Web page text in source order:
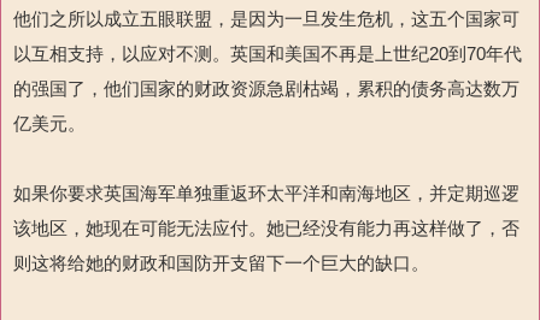
他们之所以成立五眼联盟，是因为一旦发生危机，这五个国家可
以互相支持，以应对不测。英国和美国不再是上世纪20到70年代
的强国了，他们国家的财政资源急剧枯竭，累积的债务高达数万
亿美元。
如果你要求英国海军单独重返环太平洋和南海地区，并定期巡逻
该地区，她现在可能无法应付。她已经没有能力再这样做了，否
则这将给她的财政和国防开支留下一个巨大的缺口。